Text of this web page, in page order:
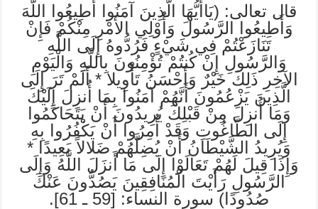
قال تعالى: (يَاأَيُّهَا الَّذِينَ آمَنُوا أَطِيعُوا اللَّهَ
وَأَطِيعُوا الرَّسُولَ وَأُوْلِي الأَمْرِ مِنْكُمْ فَإِنْ
تَنَازَعْتُمْ فِي شَيْءٍ فَرُدُّوهُ إِلَى اللَّهِ
وَالرَّسُولِ إِنْ كُنتُمْ تُؤْمِنُونَ بِاللَّهِ وَالْيَوْمِ
الآخِرِ ذَلِكَ خَيْرٌ وَأَحْسَنُ تَأْوِيلا * أَلَمْ تَرَ إِلَى
الَّذِينَ يَزْعُمُونَ أَنَّهُمْ آمَنُوا بِمَا أُنزِلَ إِلَيْكَ
وَمَا أُنزِلَ مِنْ قَبْلِكَ يُرِيدُونَ أَنْ يَتَحَاكَمُوا
إِلَى الطَّاغُوتِ وَقَدْ أُمِرُوا أَنْ يَكْفُرُوا بِهِ
وَيُرِيدُ الشَّيْطَانُ أَنْ يُضِلَّهُمْ ضَلالاً بَعِيدًا *
وَإِذَا قِيلَ لَهُمْ تَعَالَوْا إِلَى مَا أَنزَلَ اللَّهُ وَإِلَى
الرَّسُولِ رَأَيْتَ الْمُنَافِقِينَ يَصُدُّونَ عَنْكَ
صُدُودًا) سورة النساء: [59 ـ 61].